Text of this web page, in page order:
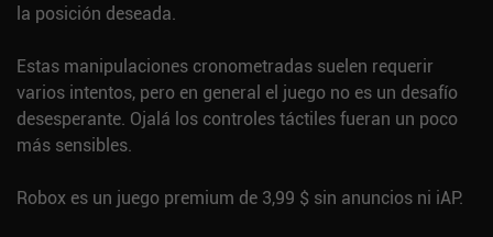
la posición deseada.
Estas manipulaciones cronometradas suelen requerir
varios intentos, pero en general el juego no es un desafío
desesperante. Ojalá los controles táctiles fueran un poco
más sensibles.
Robox es un juego premium de 3,99 $ sin anuncios ni iAP.